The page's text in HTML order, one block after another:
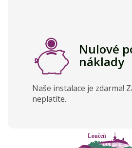
Nulové
náklady
Naše instalace je zdarma!
neplatíte.